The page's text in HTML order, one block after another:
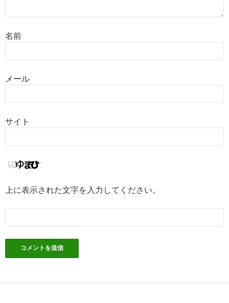
名前
メール
サイト
上に表示された文字を入力してください。